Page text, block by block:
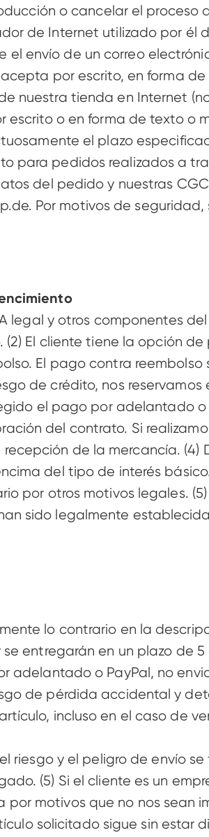
o cancelar el
de Internet utilizado por él
envío de un correo
por escrito, en forma
nuestra tienda en Internet
o en forma de texto o
el plazo
para pedidos realizados a
del pedido y nuestras
Por motivos de
legal y otros componentes
El cliente tiene la opción
El pago contra
de crédito, nos
el pago por adelantado
del contrato. Si
de la mercancía.
del tipo de interés
por otros motivos legales.
sido legalmente
lo contrario en la
entregarán en un plazo de
adelantado o PayPal, no
de pérdida accidental y
incluso en el caso de
riesgo y el peligro de envío
(5) Si el cliente es un
motivos que no nos sean
solicitado sigue sin